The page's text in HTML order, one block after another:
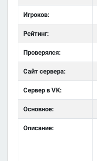
Игроков:
Рейтинг:
Проверялся:
Сайт сервера:
Сервер в VK:
Основное:
Описание: